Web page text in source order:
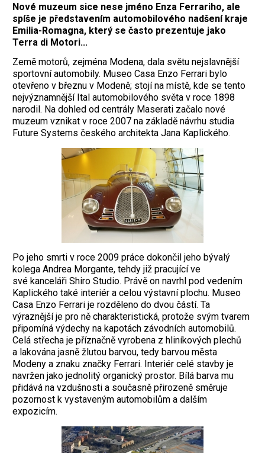
Nové muzeum sice nese jméno Enza Ferrariho, ale
spíše je představením automobilového nadšení kraje
Emilia-Romagna, který se často prezentuje jako
Terra di Motori...
Země motorů, zejména Modena, dala světu nejslavnější
sportovní automobily. Museo Casa Enzo Ferrari bylo
otevřeno v březnu v Modeně; stojí na místě, kde se tento
nejvýznamnější Ital automobilového světa v roce 1898
narodil. Na dohled od centrály Maserati začalo nové
muzeum vznikat v roce 2007 na základě návrhu studia
Future Systems českého architekta Jana Kaplic­kého.
Po jeho smrti v roce 2009 práce do­končil jeho bývalý
kolega Andrea Morgante, tehdy již pracující ve
své kanceláři Shiro Studio. Právě on navrhl pod vedením
Kaplického také interiér a celou výstavní plochu. Museo
Casa Enzo Ferrari je rozděleno do dvou částí. Ta
výraznější je pro ně charakteristická, protože svým tvarem
připomíná výdechy na kapotách závodních automobilů.
Celá střecha je příznačně vyrobena z hliníkových plechů
a lakována jasně žlutou barvou, tedy barvou města
Modeny a znaku značky Ferrari. Interiér celé stavby je
navržen jako jednolitý organický prostor. Bílá barva mu
přidává na vzdušnosti a současně přirozeně směruje
pozornost k vystaveným automobilům a dalším
expozicím.